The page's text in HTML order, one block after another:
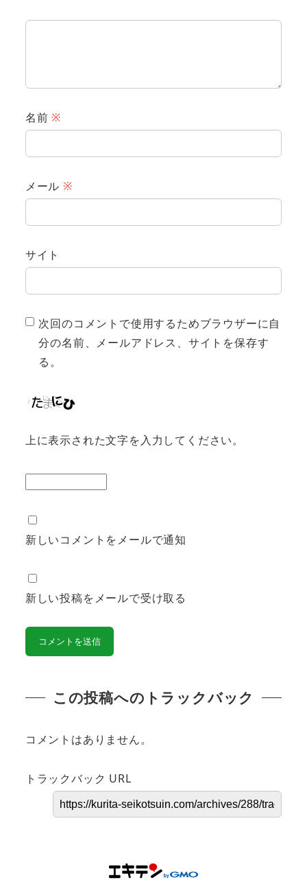
名前 ※
メール ※
サイト
次回のコメントで使用するためブラウザーに自
分の名前、メールアドレス、サイトを保存す
る。
上に表示された文字を入力してください。
新しいコメントをメールで通知
新しい投稿をメールで受け取る
この投稿へのトラックバック
コメントはありません。
トラックバック URL